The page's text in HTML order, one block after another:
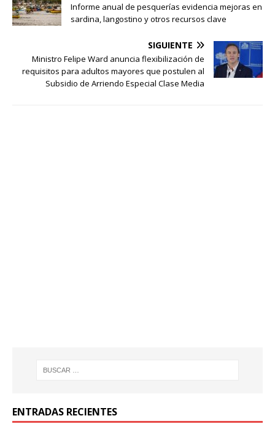
Informe anual de pesquerías evidencia mejoras en
sardina, langostino y otros recursos clave
SIGUIENTE
Ministro Felipe Ward anuncia flexibilización de
requisitos para adultos mayores que postulen al
Subsidio de Arriendo Especial Clase Media
ENTRADAS RECIENTES